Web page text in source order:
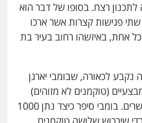
לתכנון רצח. בסופו של דבר הוא
פגישות קצרות אשר ארכו
אחת, באיזשהו רחוב בעיר בת
נקבע לכאורה, שבומבי יארגן
(טוקמנים לא מזוהים)
שישמשו את הקושרים. בומבי סיפר כיצד נתן 1000